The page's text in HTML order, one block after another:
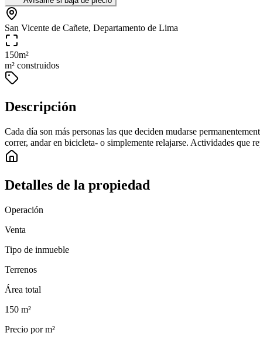
San Vicente de Cañete, Departamento de Lima
150m²
m² construidos
Descripción
Cada día son más personas las que deciden mudarse
correr, andar en bicicleta- o simplemente relajarse. Actividades que
Detalles de la propiedad
Operación
Venta
Tipo de inmueble
Terrenos
Área total
150 m²
Precio por m²